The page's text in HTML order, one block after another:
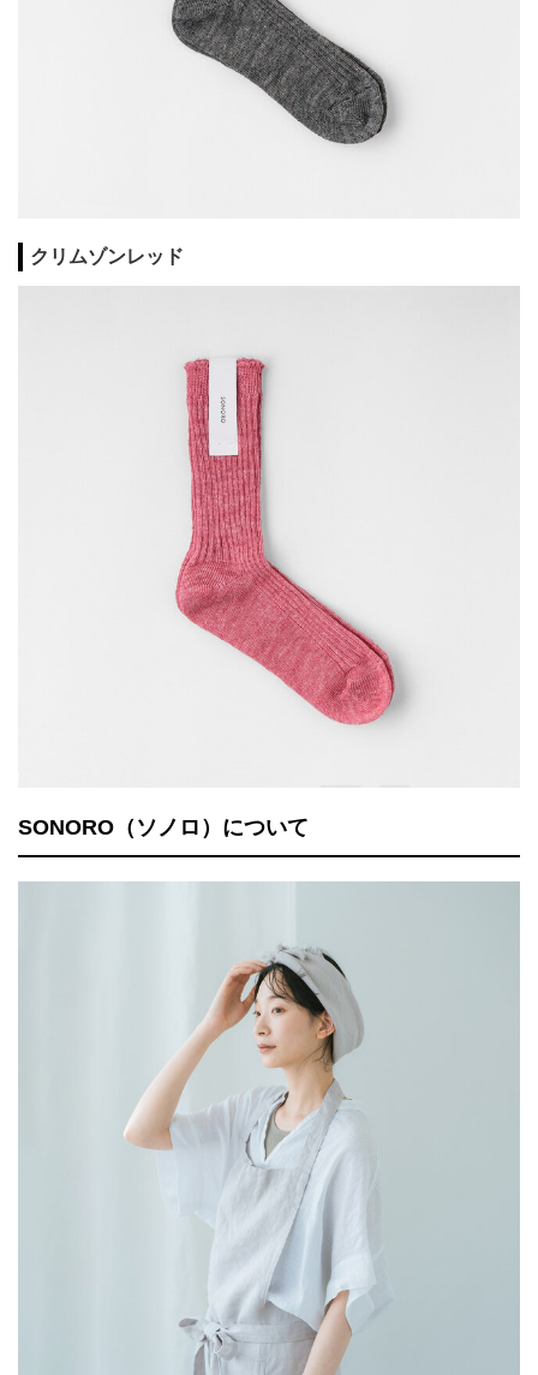
クリムゾンレッド
SONORO（ソノロ）について